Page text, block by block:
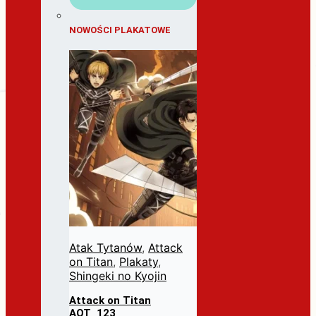
NOWOŚCI PLAKATOWE
Atak Tytanów, Attack
on Titan, Plakaty,
Shingeki no Kyojin
Attack on Titan
AOT_123